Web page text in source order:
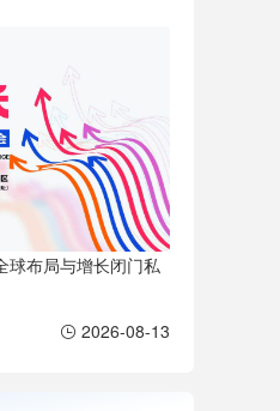
布局与增长闭门私
2026-08-13